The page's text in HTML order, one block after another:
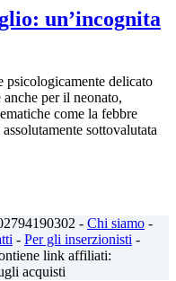
un’incognita
psicologicamente delicato
per il neonato,
come la febbre
sottovalutata
- Chi siamo -
- Per gli inserzionisti -
link affiliati:
acquisti